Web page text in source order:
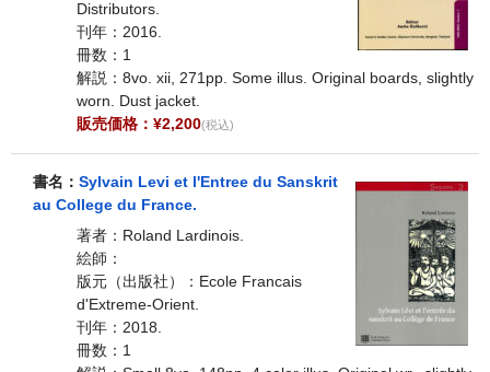
Distributors.
刊年：2016.
冊数：1
解説：8vo. xii, 271pp. Some illus. Original boards, slightly
worn. Dust jacket.
販売価格：¥2,200(税込)
書名： Sylvain Levi et l'Entree du Sanskrit
au College du France.
著者：Roland Lardinois.
絵師：
版元（出版社）：Ecole Francais
d'Extreme-Orient.
刊年：2018.
冊数：1